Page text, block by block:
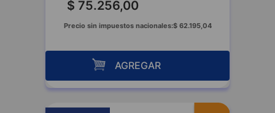
$ 75.256,00
Precio sin impuestos nacionales:$ 62.195,04
AGREGAR